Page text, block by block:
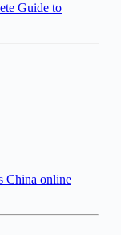
Guide to
China online